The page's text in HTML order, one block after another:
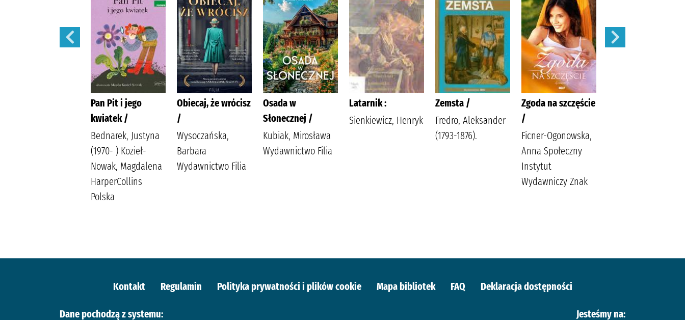
Pan Pit i jego
kwiatek /
Bednarek, Justyna
(1970- ) Kozieł-
Nowak, Magdalena
HarperCollins
Polska
Obiecaj, że wrócisz
/
Wysoczańska,
Barbara
Wydawnictwo Filia
Osada w
Słonecznej /
Kubiak, Mirosława
Wydawnictwo Filia
Latarnik :
Sienkiewicz, Henryk
Zemsta /
Fredro, Aleksander
(1793-1876).
Zgoda na szczęście
/
Ficner-Ogonowska,
Anna Społeczny
Instytut
Wydawniczy Znak
Kontakt Regulamin Polityka prywatności i plików cookie Mapa bibliotek FAQ Deklaracja dostępności
Dane pochodzą z systemu: Jesteśmy na: